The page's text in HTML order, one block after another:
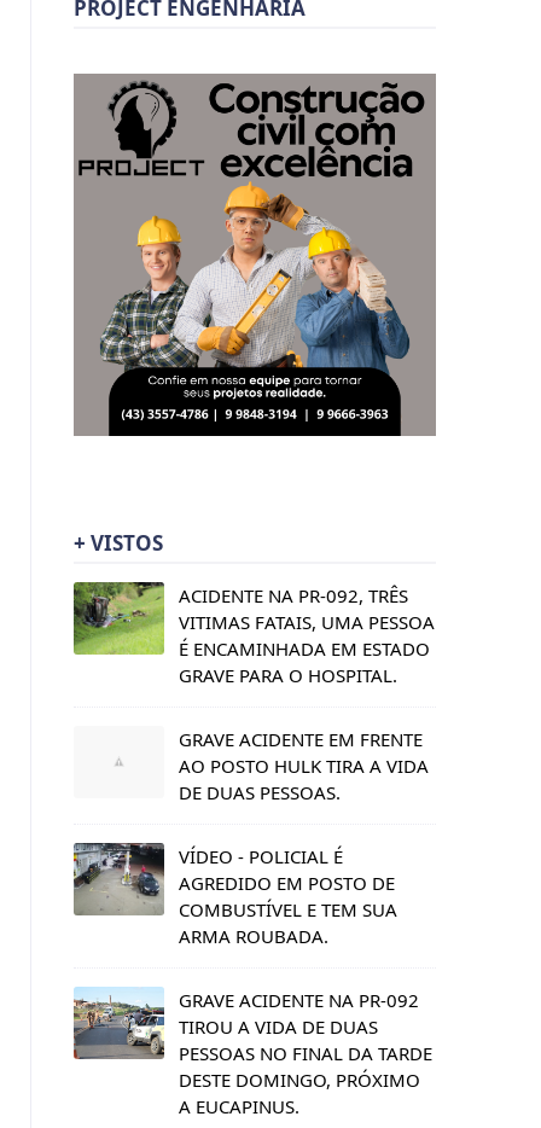
PROJECT ENGENHARIA
+ VISTOS
ACIDENTE NA PR-092, TRÊS
VITIMAS FATAIS, UMA PESSOA
É ENCAMINHADA EM ESTADO
GRAVE PARA O HOSPITAL.
GRAVE ACIDENTE EM FRENTE
AO POSTO HULK TIRA A VIDA
DE DUAS PESSOAS.
VÍDEO - POLICIAL É
AGREDIDO EM POSTO DE
COMBUSTÍVEL E TEM SUA
ARMA ROUBADA.
GRAVE ACIDENTE NA PR-092
TIROU A VIDA DE DUAS
PESSOAS NO FINAL DA TARDE
DESTE DOMINGO, PRÓXIMO
A EUCAPINUS.